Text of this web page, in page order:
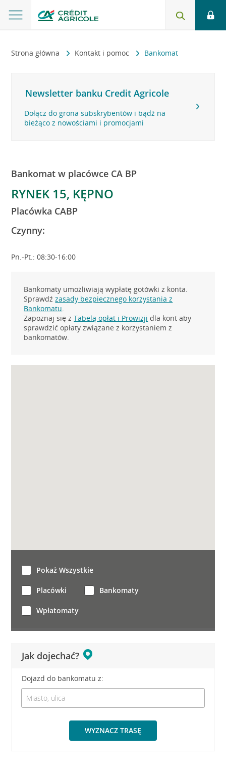
Strona główna Kontakt i pomoc Bankomat
Newsletter banku Credit Agricole
Dołącz do grona subskrybentów i bądź na
bieżąco z nowościami i promocjami
Bankomat w placówce CA BP
RYNEK 15, KĘPNO
Placówka CABP
Czynny:
Pn.-Pt.: 08:30-16:00
Bankomaty umożliwiają wypłatę gotówki z konta.
Sprawdźzasady bezpiecznego korzystania z
Bankomatu.
Zapoznaj się zTabelą opłat i Prowizji dla kont aby
sprawdzić opłaty związane z korzystaniem z
bankomatów.
Jak dojechać?
Dojazd do bankomatu z:
WYZNACZ TRASĘ
Pokaż Wszystkie
Placówki Bankomaty
Wpłatomaty